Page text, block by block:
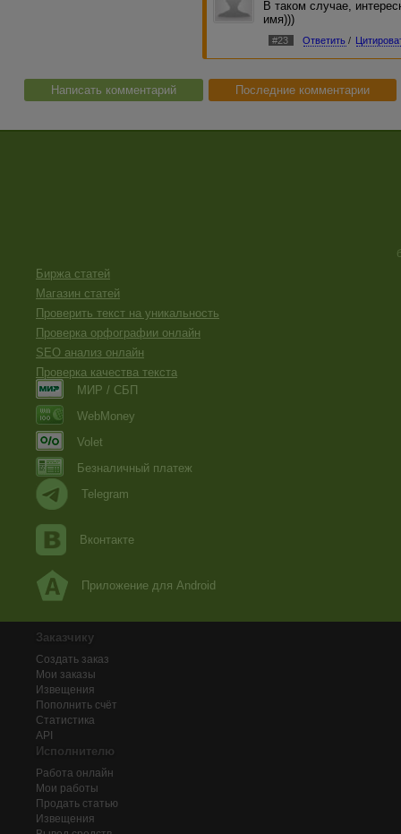
В таком случае,
имя)))
#23 Ответить /
Написать комментарий Последние комментарии
Биржа статей
Магазин статей
Проверить текст на уникальность
Проверка орфографии онлайн
SEO анализ онлайн
Проверка качества текста
МИР / СБП
WebMoney
Volet
Безналичный платеж
Telegram
Вконтакте
Приложение для Android
Заказчику
Создать заказ
Мои заказы
Извещения
Пополнить счёт
Статистика
API
Исполнителю
Работа онлайн
Мои работы
Продать статью
Извещения